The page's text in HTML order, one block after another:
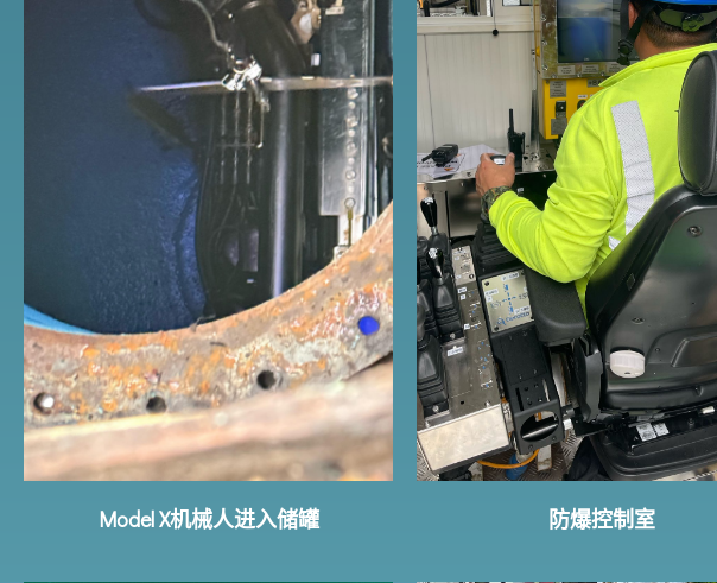
Model X机械人进入储罐 防爆控制室